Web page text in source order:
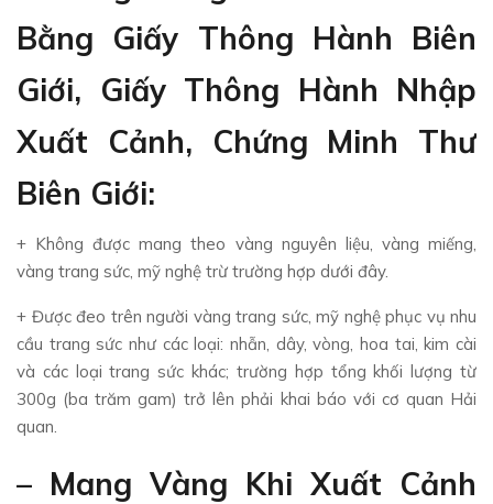
Bằng Giấy Thông Hành Biên
Giới, Giấy Thông Hành Nhập
Xuất Cảnh, Chứng Minh Thư
Biên Giới:
+ Không được mang theo vàng nguyên liệu, vàng miếng,
vàng trang sức, mỹ nghệ trừ trường hợp dưới đây.
+ Được đeo trên người vàng trang sức, mỹ nghệ phục vụ nhu
cầu trang sức như các loại: nhẫn, dây, vòng, hoa tai, kim cài
và các loại trang sức khác; trường hợp tổng khối lượng từ
300g (ba trăm gam) trở lên phải khai báo với cơ quan Hải
quan.
– Mang Vàng Khi Xuất Cảnh